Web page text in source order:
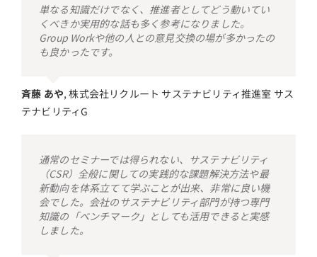
単なる知識だけでなく、推進者としてどう動いてい
くべきか実用的な話も多く参考になりました。
Group Workや他の人との意見交換の場が多かったの
も良かったです。
斉藤 あや,株式会社リクルート サステナビリティ推進室 サス
テナビリティG
通常のセミナーでは得られない、サステナビリティ
（CSR）全般に関しての実践的な課題解決方法や最
新動向を体系立てて学ぶことが出来、非常に良い機
会でした。会社のサステナビリティ部門が持つ専門
知識の「ベンチマーク」としても活用できると実感
しました。